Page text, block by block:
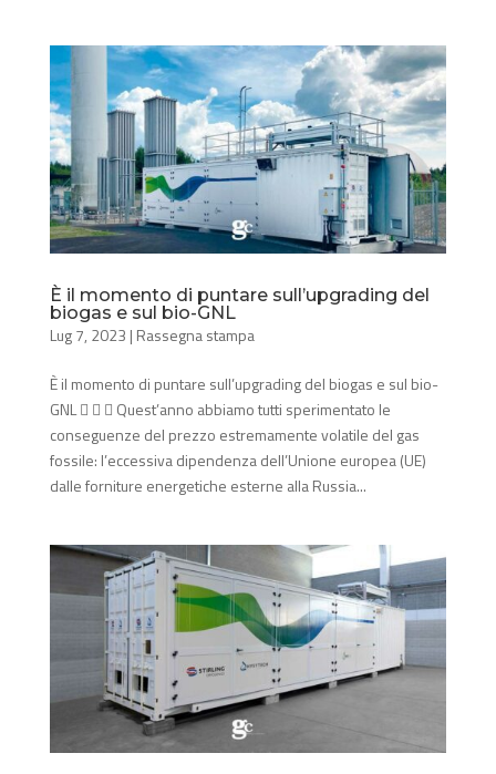
È il momento di puntare sull’upgrading del
biogas e sul bio-GNL
Lug 7, 2023 | Rassegna stampa
È il momento di puntare sull’upgrading del biogas e sul bio-
GNL    Quest’anno abbiamo tutti sperimentato le
conseguenze del prezzo estremamente volatile del gas
fossile: l’eccessiva dipendenza dell’Unione europea (UE)
dalle forniture energetiche esterne alla Russia...